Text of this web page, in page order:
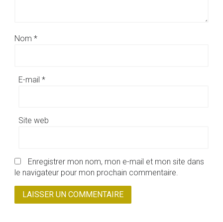
Nom *
E-mail *
Site web
Enregistrer mon nom, mon e-mail et mon site dans
le navigateur pour mon prochain commentaire.